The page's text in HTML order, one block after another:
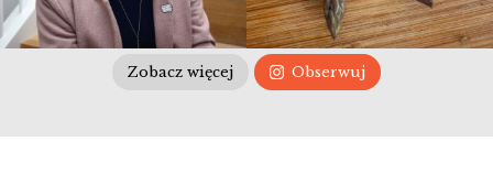
Zobacz więcej Obserwuj